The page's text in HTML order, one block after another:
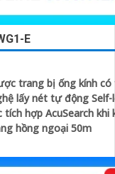
E
trang bị ống kính
lấy nét tự động Self-
hợp AcuSearch khi
hồng ngoại 50m